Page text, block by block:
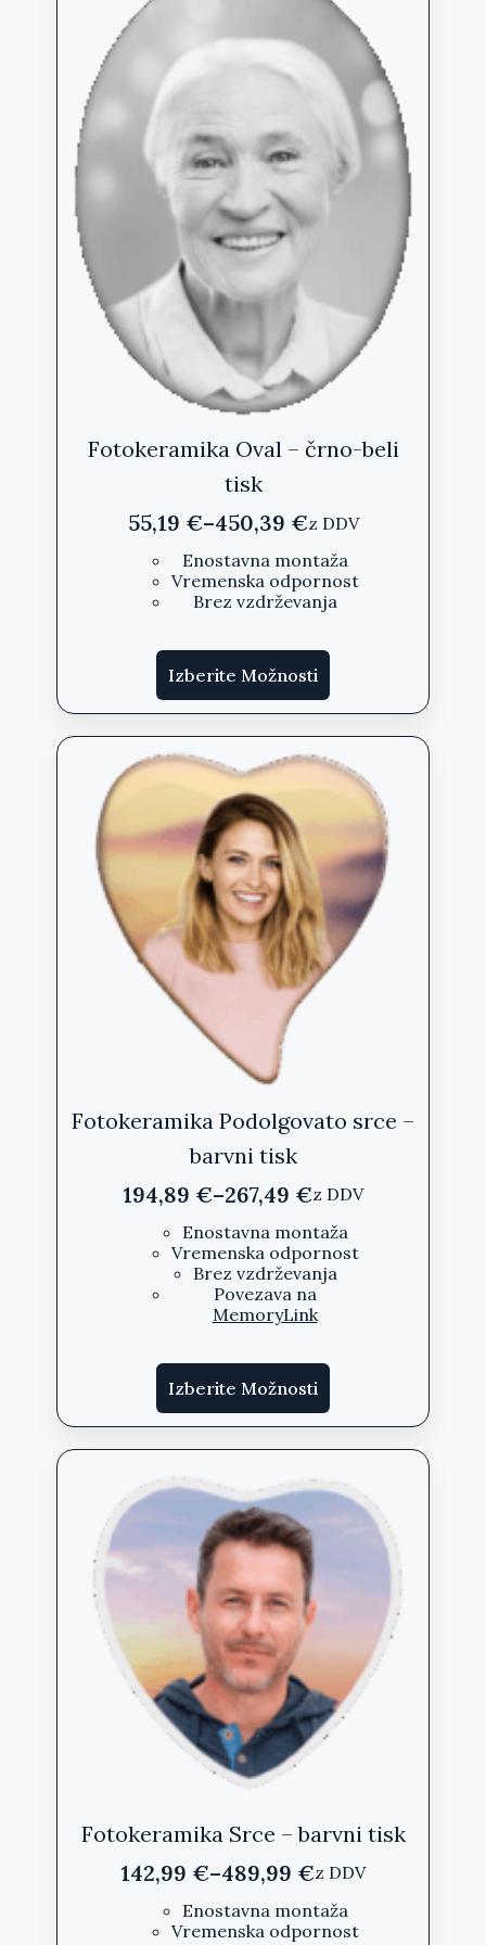
izberete
na
strani
izdelka
Fotokeramika Oval – črno-beli
tisk
55,19 €–450,39 €
Cenovni
razpon:
od
55,19 €
450,39 €
z DDV
Enostavna montaža
Vremenska odpornost
Brez vzdrževanja
Izberite Možnosti
Ta
izdelek
ima
več
različic.
Možnosti
izberete
na
strani
izdelka
Fotokeramika Podolgovato srce –
barvni tisk
194,89 €–267,49 €
Cenovni
razpon:
od
194,89 €
do
z DDV
Enostavna montaža
Vremenska odpornost
Brez vzdrževanja
Povezava na
MemoryLink
Izberite Možnosti
Ta
izdelek
ima
več
Možnosti
izberete
na
strani
izdelka
Fotokeramika Srce – barvni tisk
142,99 €–489,99 €
Cenovni
razpon:
od
z DDV
Enostavna montaža
Vremenska odpornost